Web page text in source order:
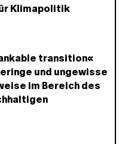
Klimapolitik
transition«
und ungewisse
im Bereich des